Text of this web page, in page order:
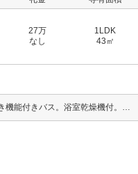
27万
なし
1LDK
43㎡
バス・トイレ別。TVモニター付インターホン。追い焚き機能付きバス。浴室乾燥機付。温水洗浄便座付き。3口ガスコンロ付。カウンター式システムキッチン。15階 南東角部屋。駐輪場有。二人入居可。